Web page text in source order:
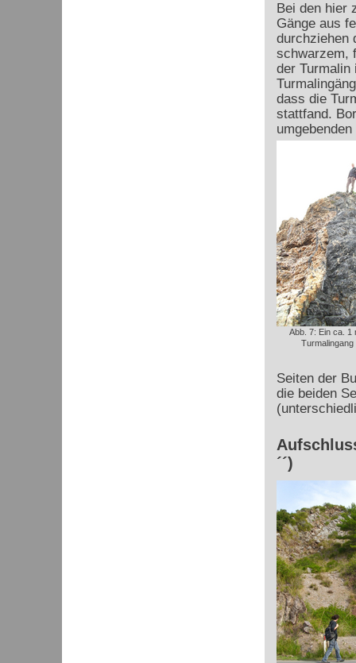
Bei den hier
Gänge aus
durchziehen
schwarzem,
der Turmalin
dass die
stattfand.
Abb. 7: Ein ca. 1
Turmalingang
Seiten der
die beiden
´´)